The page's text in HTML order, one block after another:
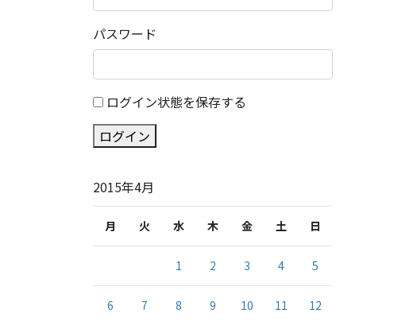
パスワード
ログイン状態を保存する
ログイン
2015年4月
月 火 水 木 金 土 日
1 2 3 4 5
6 7 8 9 10 11 12